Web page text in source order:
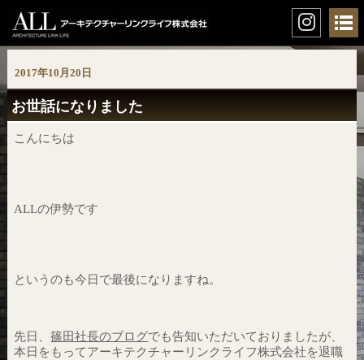
2017年10月20日
お世話になりました
こんにちは
ALLの伊勢です
というのも今日で最後になりますね。
先日、篠田社長のブログでも告知いただいておりましたが、
本日をもってアーキテクチャーリンクライフ株式会社を退職